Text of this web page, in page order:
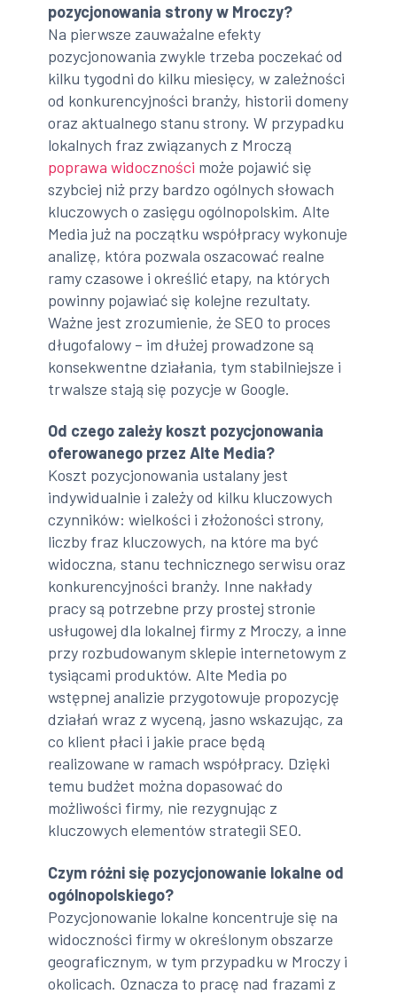
pozycjonowania strony w Mroczy?
Na pierwsze zauważalne efekty
pozycjonowania zwykle trzeba poczekać od
kilku tygodni do kilku miesięcy, w zależności
od konkurencyjności branży, historii domeny
oraz aktualnego stanu strony. W przypadku
lokalnych fraz związanych z Mroczą
poprawa widoczności może pojawić się
szybciej niż przy bardzo ogólnych słowach
kluczowych o zasięgu ogólnopolskim. Alte
Media już na początku współpracy wykonuje
analizę, która pozwala oszacować realne
ramy czasowe i określić etapy, na których
powinny pojawiać się kolejne rezultaty.
Ważne jest zrozumienie, że SEO to proces
długofalowy – im dłużej prowadzone są
konsekwentne działania, tym stabilniejsze i
trwalsze stają się pozycje w Google.
Od czego zależy koszt pozycjonowania
oferowanego przez Alte Media?
Koszt pozycjonowania ustalany jest
indywidualnie i zależy od kilku kluczowych
czynników: wielkości i złożoności strony,
liczby fraz kluczowych, na które ma być
widoczna, stanu technicznego serwisu oraz
konkurencyjności branży. Inne nakłady
pracy są potrzebne przy prostej stronie
usługowej dla lokalnej firmy z Mroczy, a inne
przy rozbudowanym sklepie internetowym z
tysiącami produktów. Alte Media po
wstępnej analizie przygotowuje propozycję
działań wraz z wyceną, jasno wskazując, za
co klient płaci i jakie prace będą
realizowane w ramach współpracy. Dzięki
temu budżet można dopasować do
możliwości firmy, nie rezygnując z
kluczowych elementów strategii SEO.
Czym różni się pozycjonowanie lokalne od
ogólnopolskiego?
Pozycjonowanie lokalne koncentruje się na
widoczności firmy w określonym obszarze
geograficznym, w tym przypadku w Mroczy i
okolicach. Oznacza to pracę nad frazami z